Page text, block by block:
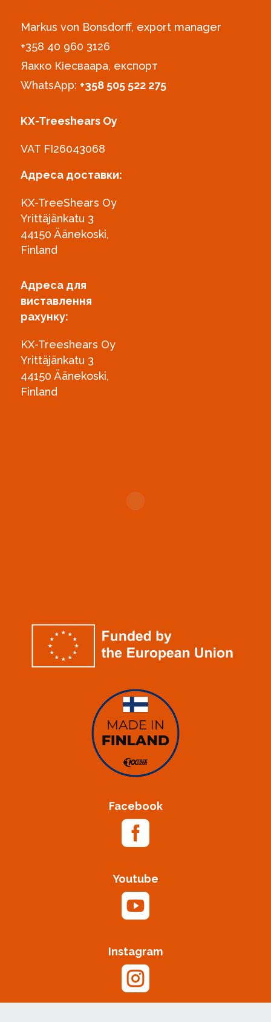
Markus von Bonsdorff, export manager
+358 40 960 3126‪
Яакко Кіесваара, експорт
WhatsApp: +358 505 522 275
KX-Treeshears Oy
VAT FI26043068
Адреса доставки:
KX-TreeShears Oy
Yrittäjänkatu 3
44150 Äänekoski,
Finland
Адреса для
виставлення
рахунку:
KX-Treeshears Oy
Yrittäjänkatu 3
44150 Äänekoski,
Finland
Facebook

Youtube

Instagram
